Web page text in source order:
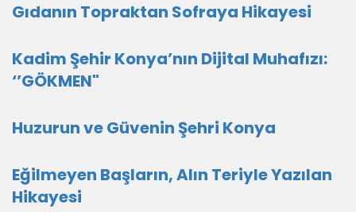
Gıdanın Topraktan Sofraya Hikayesi
Kadim Şehir Konya’nın Dijital Muhafızı:
‘’GÖKMEN"
Huzurun ve Güvenin Şehri Konya
Eğilmeyen Başların, Alın Teriyle Yazılan
Hikayesi